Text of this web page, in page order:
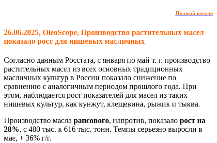
Полный текст
26.06.2025, OleoScope, Производство растительных масел
показало рост для нишевых масличных
Согласно данным Росстата, с января по май т. г. производство
растительных масел из всех основных традиционных
масличных культур в России показало снижение по
сравнению с аналогичным периодом прошлого года. При
этом, наблюдается рост показателей для масел из таких
нишевых культур, как кунжут, клещевина, рыжик и тыква.
Производство масла рапсового, напротив, показало рост на
28%, с 480 тыс. к 616 тыс. тонн. Темпы серьезно выросли в
мае, + 36% г/г.